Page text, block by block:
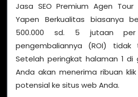
Jasa SEO Premium Agen Tour
Yapen Berkualitas biasanya
500.000 sd. 5 jutaan per
pengembaliannya (ROI) tidak
Setelah peringkat halaman 1 di
Anda akan menerima ribuan
potensial ke situs web Anda.